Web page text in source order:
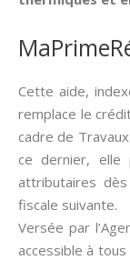
Cette aide,
remplace le
cadre de
ce dernier, elle
attributaires
fiscale suivante.
Versée par
accessible à